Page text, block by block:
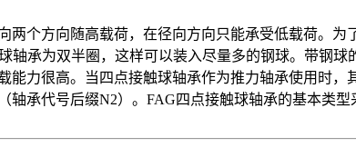
个方向随高载荷，在径向方向只能承受低载荷。
轴承为双半圈，这样可以装入尽量多的钢球。带钢
力很高。当四点接触球轴承作为推力轴承使用时
承代号后缀N2）。FAG四点接触球轴承的基本类